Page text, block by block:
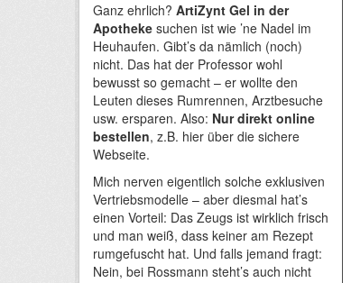
Ganz ehrlich? ArtiZynt Gel in der
Apotheke suchen ist wie ’ne Nadel im
Heuhaufen. Gibt’s da nämlich (noch)
nicht. Das hat der Professor wohl
bewusst so gemacht – er wollte den
Leuten dieses Rumrennen, Arztbesuche
usw. ersparen. Also: Nur direkt online
bestellen, z.B. hier über die sichere
Webseite.
Mich nerven eigentlich solche exklusiven
Vertriebsmodelle – aber diesmal hat’s
einen Vorteil: Das Zeugs ist wirklich frisch
und man weiß, dass keiner am Rezept
rumgefuscht hat. Und falls jemand fragt:
Nein, bei Rossmann steht’s auch nicht